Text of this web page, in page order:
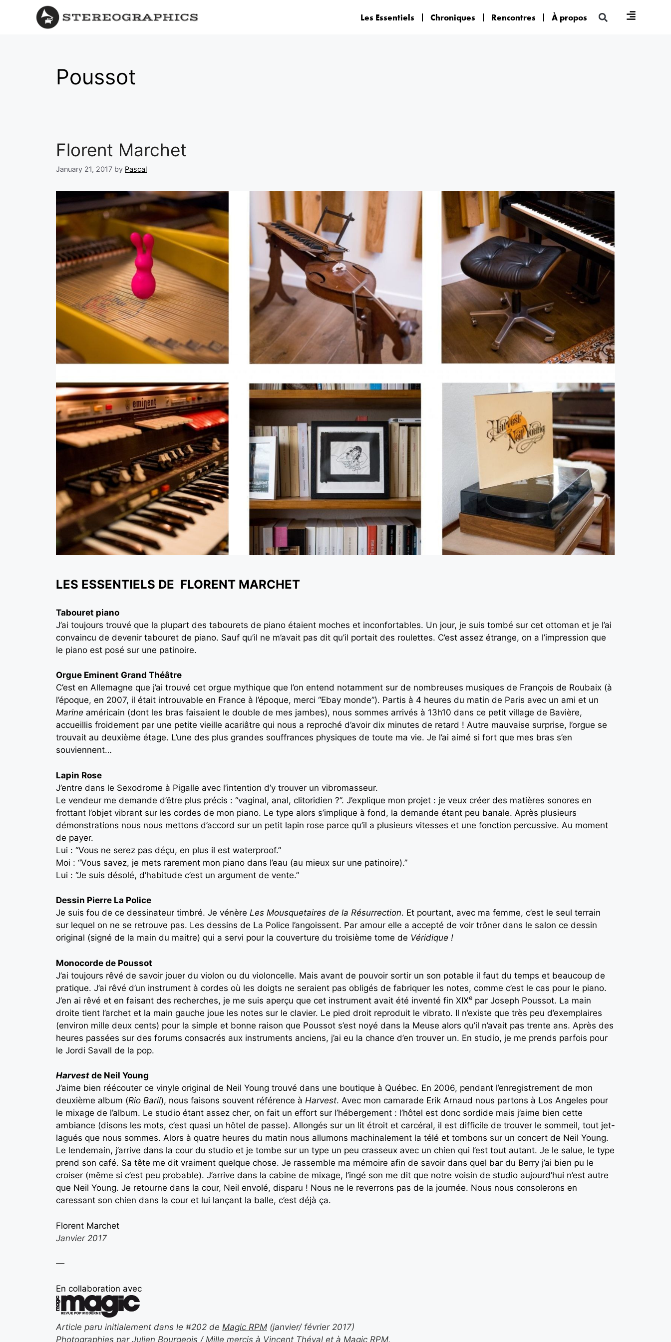
Les Essentiels Chroniques Rencontres À propos
Poussot
Florent Marchet
January 21, 2017 by Pascal
LES ESSENTIELS DE FLORENT MARCHET
Tabouret piano
J’ai toujours trouvé que la plupart des tabourets de piano étaient moches et inconfortables. Un jour, je suis tombé sur cet ottoman et je l’ai
convaincu de devenir tabouret de piano. Sauf qu’il ne m’avait pas dit qu’il portait des roulettes. C’est assez étrange, on a l’impression que
le piano est posé sur une patinoire.
Orgue Eminent Grand Théâtre
C’est en Allemagne que j’ai trouvé cet orgue mythique que l’on entend notamment sur de nombreuses musiques de François de Roubaix (à
l’époque, en 2007, il était introuvable en France à l’époque, merci “Ebay monde”). Partis à 4 heures du matin de Paris avec un ami et un
Marine américain (dont les bras faisaient le double de mes jambes), nous sommes arrivés à 13h10 dans ce petit village de Bavière,
accueillis froidement par une petite vieille acariâtre qui nous a reproché d’avoir dix minutes de retard ! Autre mauvaise surprise, l’orgue se
trouvait au deuxième étage. L’une des plus grandes souffrances physiques de toute ma vie. Je l’ai aimé si fort que mes bras s’en
souviennent…
Lapin Rose
J’entre dans le Sexodrome à Pigalle avec l’intention d’y trouver un vibromasseur.
Le vendeur me demande d’être plus précis : “vaginal, anal, clitoridien ?”. J’explique mon projet : je veux créer des matières sonores en
frottant l’objet vibrant sur les cordes de mon piano. Le type alors s’implique à fond, la demande étant peu banale. Après plusieurs
démonstrations nous nous mettons d’accord sur un petit lapin rose parce qu’il a plusieurs vitesses et une fonction percussive. Au moment
de payer.
Lui : “Vous ne serez pas déçu, en plus il est waterproof.”
Moi : “Vous savez, je mets rarement mon piano dans l’eau (au mieux sur une patinoire).”
Lui : “Je suis désolé, d’habitude c’est un argument de vente.”
Dessin Pierre La Police
Je suis fou de ce dessinateur timbré. Je vénère Les Mousquetaires de la Résurrection. Et pourtant, avec ma femme, c’est le seul terrain
sur lequel on ne se retrouve pas. Les dessins de La Police l’angoissent. Par amour elle a accepté de voir trôner dans le salon ce dessin
original (signé de la main du maitre) qui a servi pour la couverture du troisième tome de Véridique !
Monocorde de Poussot
J’ai toujours rêvé de savoir jouer du violon ou du violoncelle. Mais avant de pouvoir sortir un son potable il faut du temps et beaucoup de
pratique. J’ai rêvé d’un instrument à cordes où les doigts ne seraient pas obligés de fabriquer les notes, comme c’est le cas pour le piano.
J’en ai rêvé et en faisant des recherches, je me suis aperçu que cet instrument avait été inventé fin XIXe par Joseph Poussot. La main
droite tient l’archet et la main gauche joue les notes sur le clavier. Le pied droit reproduit le vibrato. Il n’existe que très peu d’exemplaires
(environ mille deux cents) pour la simple et bonne raison que Poussot s’est noyé dans la Meuse alors qu’il n’avait pas trente ans. Après des
heures passées sur des forums consacrés aux instruments anciens, j’ai eu la chance d’en trouver un. En studio, je me prends parfois pour
le Jordi Savall de la pop.
Harvest de Neil Young
J’aime bien réécouter ce vinyle original de Neil Young trouvé dans une boutique à Québec. En 2006, pendant l’enregistrement de mon
deuxième album (Rio Baril), nous faisons souvent référence à Harvest. Avec mon camarade Erik Arnaud nous partons à Los Angeles pour
le mixage de l’album. Le studio étant assez cher, on fait un effort sur l’hébergement : l’hôtel est donc sordide mais j’aime bien cette
ambiance (disons les mots, c’est quasi un hôtel de passe). Allongés sur un lit étroit et carcéral, il est difficile de trouver le sommeil, tout jet-
lagués que nous sommes. Alors à quatre heures du matin nous allumons machinalement la télé et tombons sur un concert de Neil Young.
Le lendemain, j’arrive dans la cour du studio et je tombe sur un type un peu crasseux avec un chien qui l’est tout autant. Je le salue, le type
prend son café. Sa tête me dit vraiment quelque chose. Je rassemble ma mémoire afin de savoir dans quel bar du Berry j’ai bien pu le
croiser (même si c’est peu probable). J’arrive dans la cabine de mixage, l’ingé son me dit que notre voisin de studio aujourd’hui n’est autre
que Neil Young. Je retourne dans la cour, Neil envolé, disparu ! Nous ne le reverrons pas de la journée. Nous nous consolerons en
caressant son chien dans la cour et lui lançant la balle, c’est déjà ça.
Florent Marchet
Janvier 2017
—
En collaboration avec
Article paru initialement dans le #202 de Magic RPM (janvier/ février 2017)
Photographies par Julien Bourgeois / Mille mercis à Vincent Théval et à Magic RPM.